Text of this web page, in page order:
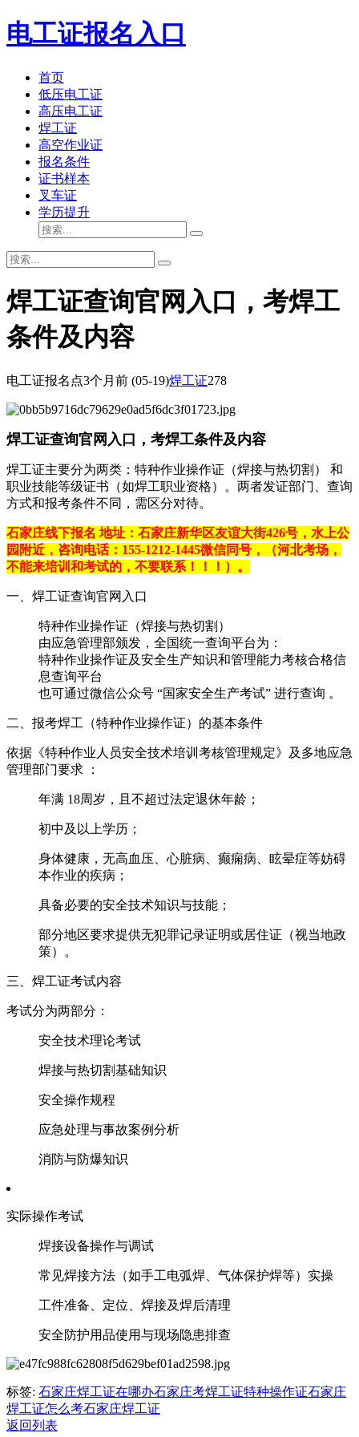
电工证报名入口
首页
低压电工证
高压电工证
焊工证
高空作业证
报名条件
证书样本
叉车证
学历提升
焊工证查询官网入口，考焊工
条件及内容
电工证报名点3个月前 (05-19)焊工证278
焊工证查询官网入口，考焊工条件及内容
焊工证主要分为两类：‌特种作业操作证（焊接与热切割）‌ 和 ‌
职业技能等级证书（如焊工职业资格）‌。两者发证部门、查询
方式和报考条件不同，需区分对待。
石家庄线下报名 地址：石家庄新华区友谊大街426号，水上公
园附近，咨询电话：155-1212-1445微信同号，（河北考场，
不能来培训和考试的，不要联系！！！）。
一、焊工证查询官网入口‌
‌特种作业操作证（焊接与热切割）‌
由‌应急管理部‌颁发，全国统一查询平台为：
特种作业操作证及安全生产知识和管理能力考核合格信
息查询平台
也可通过微信公众号 ‌“国家安全生产考试”‌ 进行查询 。‌‌
二、报考焊工（特种作业操作证）的基本条件‌
依据《特种作业人员安全技术培训考核管理规定》及多地应急
管理部门要求 ：‌‌
年满 ‌18周岁‌，且不超过法定退休年龄；
‌初中及以上学历‌；
身体健康，无‌高血压、心脏病、癫痫病、眩晕症‌等妨碍
本作业的疾病；
具备必要的‌安全技术知识与技能‌；
部分地区要求提供‌无犯罪记录证明‌或‌居住证‌（视当地政
策）。‌
三、焊工证考试内容‌
考试分为两部分：
‌安全技术理论考试‌
焊接与热切割基础知识
安全操作规程
应急处理与事故案例分析
消防与防爆知识
‌实际操作考试‌
焊接设备操作与调试
常见焊接方法（如手工电弧焊、气体保护焊等）实操
工件准备、定位、焊接及焊后清理
安全防护用品使用与现场隐患排查
标签: 石家庄焊工证在哪办石家庄考焊工证特种操作证石家庄
焊工证怎么考石家庄焊工证
返回列表